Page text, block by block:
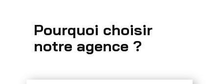
Pourquoi choisir
notre agence ?